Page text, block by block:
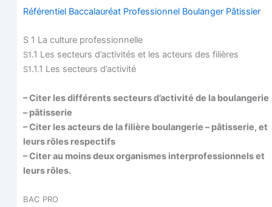
Réfé­ren­tiel Bac­ca­lau­réat Pro­fes­sion­nel Bou­lan­ger Pâtissier
S 1 La culture professionnelle
S1.1 Les sec­teurs d’activités et les acteurs des filières
S1.1.1 Les sec­teurs d’activité
– Citer les dif­fé­rents sec­teurs d’activité de la bou­lan­ge­rie
– pâtisserie
– Citer les acteurs de la filière bou­lan­ge­rie – pâtis­se­rie, et
leurs rôles respectifs
– Citer au moins deux orga­nismes inter­pro­fes­sion­nels et
leurs rôles.
BAC PRO